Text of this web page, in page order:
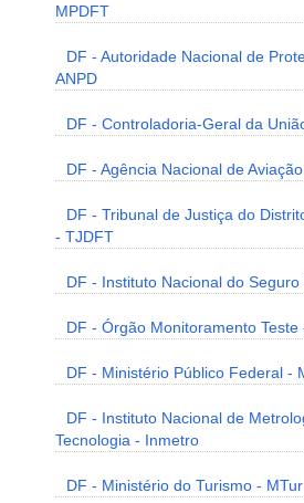
MPDFT
DF - Autoridade Nacional de
ANPD
DF - Controladoria-Geral da
DF - Agência Nacional de
DF - Tribunal de Justiça do
- TJDFT
DF - Instituto Nacional do Seguro
DF - Órgão Monitoramento Teste
DF - Ministério Público Federal -
DF - Instituto Nacional de
Tecnologia - Inmetro
DF - Ministério do Turismo - MTur